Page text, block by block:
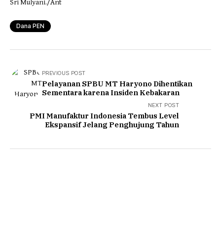
Sri Mulyani./Ant
Dana PEN
PREVIOUS POST
Pelayanan SPBU MT Haryono Dihentikan
Sementara karena Insiden Kebakaran
NEXT POST
PMI Manufaktur Indonesia Tembus Level
Ekspansif Jelang Penghujung Tahun